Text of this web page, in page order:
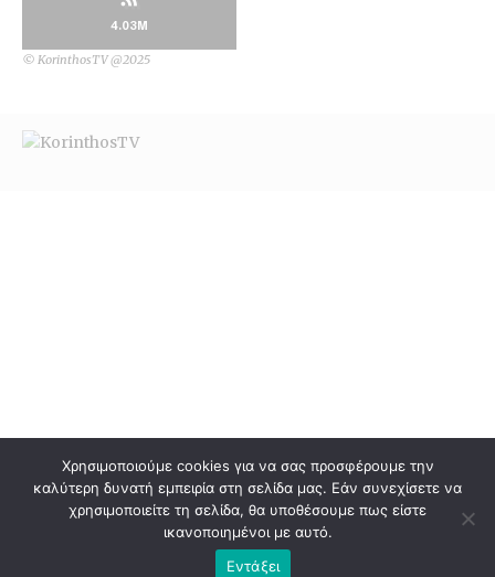
4.03M
© KorinthosTV @2025
Χρησιμοποιούμε cookies για να σας προσφέρουμε την
καλύτερη δυνατή εμπειρία στη σελίδα μας. Εάν συνεχίσετε να
χρησιμοποιείτε τη σελίδα, θα υποθέσουμε πως είστε
ικανοποιημένοι με αυτό.
Εντάξει